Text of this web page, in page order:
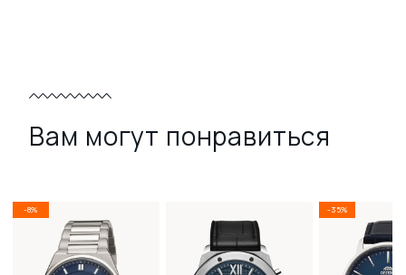
Вам могут понравиться
-8% -35%